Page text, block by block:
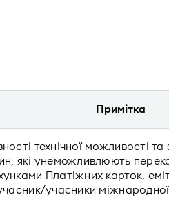
Примітка
технічної можливості та
які унеможливлюють
Платіжних карток,
учасники